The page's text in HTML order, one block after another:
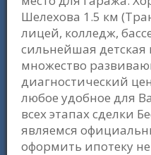
Шелехова 1.5 км
лицей, колледж,
сильнейшая
множество
диагностический
любое удобное для
всех этапах сделки
являемся
оформить ипотеку